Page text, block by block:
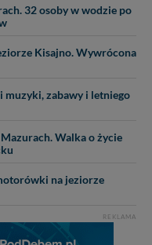
32 osoby w wodzie po
Kisajno. Wywrócona
muzyki, zabawy i letniego
Walka o życie
na jeziorze
REKLAMA